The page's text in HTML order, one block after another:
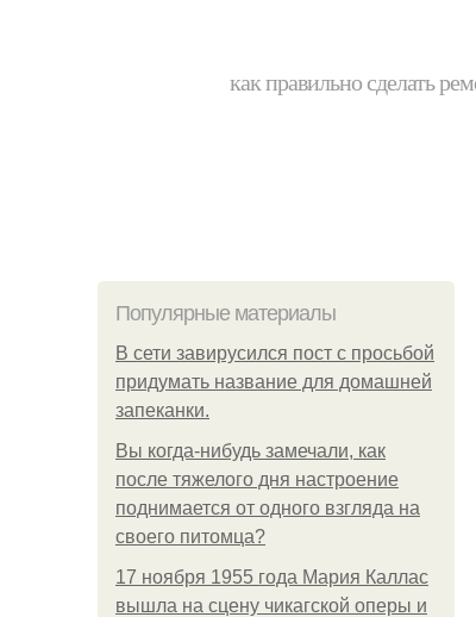
как правильно сделать
Популярные материалы
В сети завирусился пост с просьбой
придумать название для домашней
запеканки.
Вы когда-нибудь замечали, как
после тяжелого дня настроение
поднимается от одного взгляда на
своего питомца?
17 ноября 1955 года Мария Каллас
вышла на сцену чикагской оперы и